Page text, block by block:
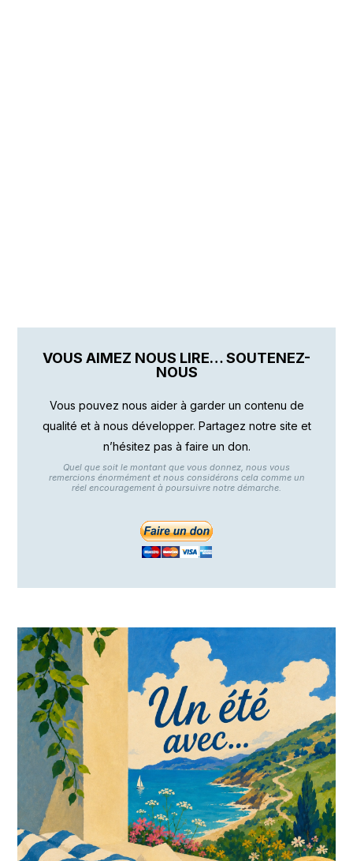
VOUS AIMEZ NOUS LIRE… SOUTENEZ-
NOUS
Vous pouvez nous aider à garder un contenu de
qualité et à nous développer. Partagez notre site et
n’hésitez pas à faire un don.
Quel que soit le montant que vous donnez, nous vous
remercions énormément et nous considérons cela comme un
réel encouragement à poursuivre notre démarche.